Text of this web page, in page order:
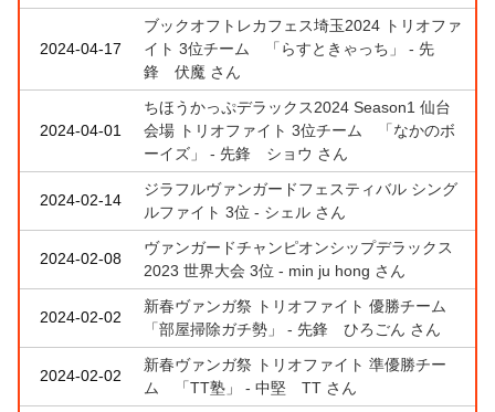
2024-04-17
ブックオフトレカフェス埼玉2024 トリオファ
イト 3位チーム 「らすときゃっち」 - 先
鋒 伏魔 さん
2024-04-01
ちほうかっぷデラックス2024 Season1 仙台
会場 トリオファイト 3位チーム 「なかのボ
ーイズ」 - 先鋒 ショウ さん
2024-02-14
ジラフルヴァンガードフェスティバル シング
ルファイト 3位 - シェル さん
2024-02-08
ヴァンガードチャンピオンシップデラックス
2023 世界大会 3位 - min ju hong さん
2024-02-02
新春ヴァンガ祭 トリオファイト 優勝チーム
「部屋掃除ガチ勢」 - 先鋒 ひろごん さん
2024-02-02
新春ヴァンガ祭 トリオファイト 準優勝チー
ム 「TT塾」 - 中堅 TT さん